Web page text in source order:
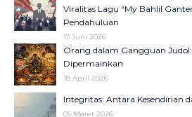
Viralitas Lagu “My Bahlil
Pendahuluan
13 Juni 2026
Orang dalam Gangguan
Dipermainkan
18 April 2026
Integritas: Antara Kesendirian
05 Maret 2026